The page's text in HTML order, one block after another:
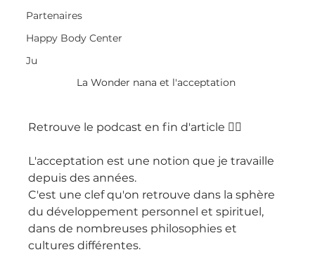
Partenaires
Happy Body Center
Ju
La Wonder nana et l'acceptation
Retrouve le podcast en fin d'article 👇🏻
L'acceptation est une notion que je travaille
depuis des années.
C'est une clef qu'on retrouve dans la sphère
du développement personnel et spirituel,
dans de nombreuses philosophies et
cultures différentes.